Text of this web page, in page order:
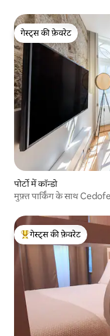
गेस्ट्स की फ़ेवरेट
गेस्ट्स की फ़ेवरेट
पोर्टो में कॉन्डो
मुफ़्त पार्किंग के साथ
गेस्ट्स का टॉप फ़ेवरेट
गेस्ट्स की फ़ेवरेट